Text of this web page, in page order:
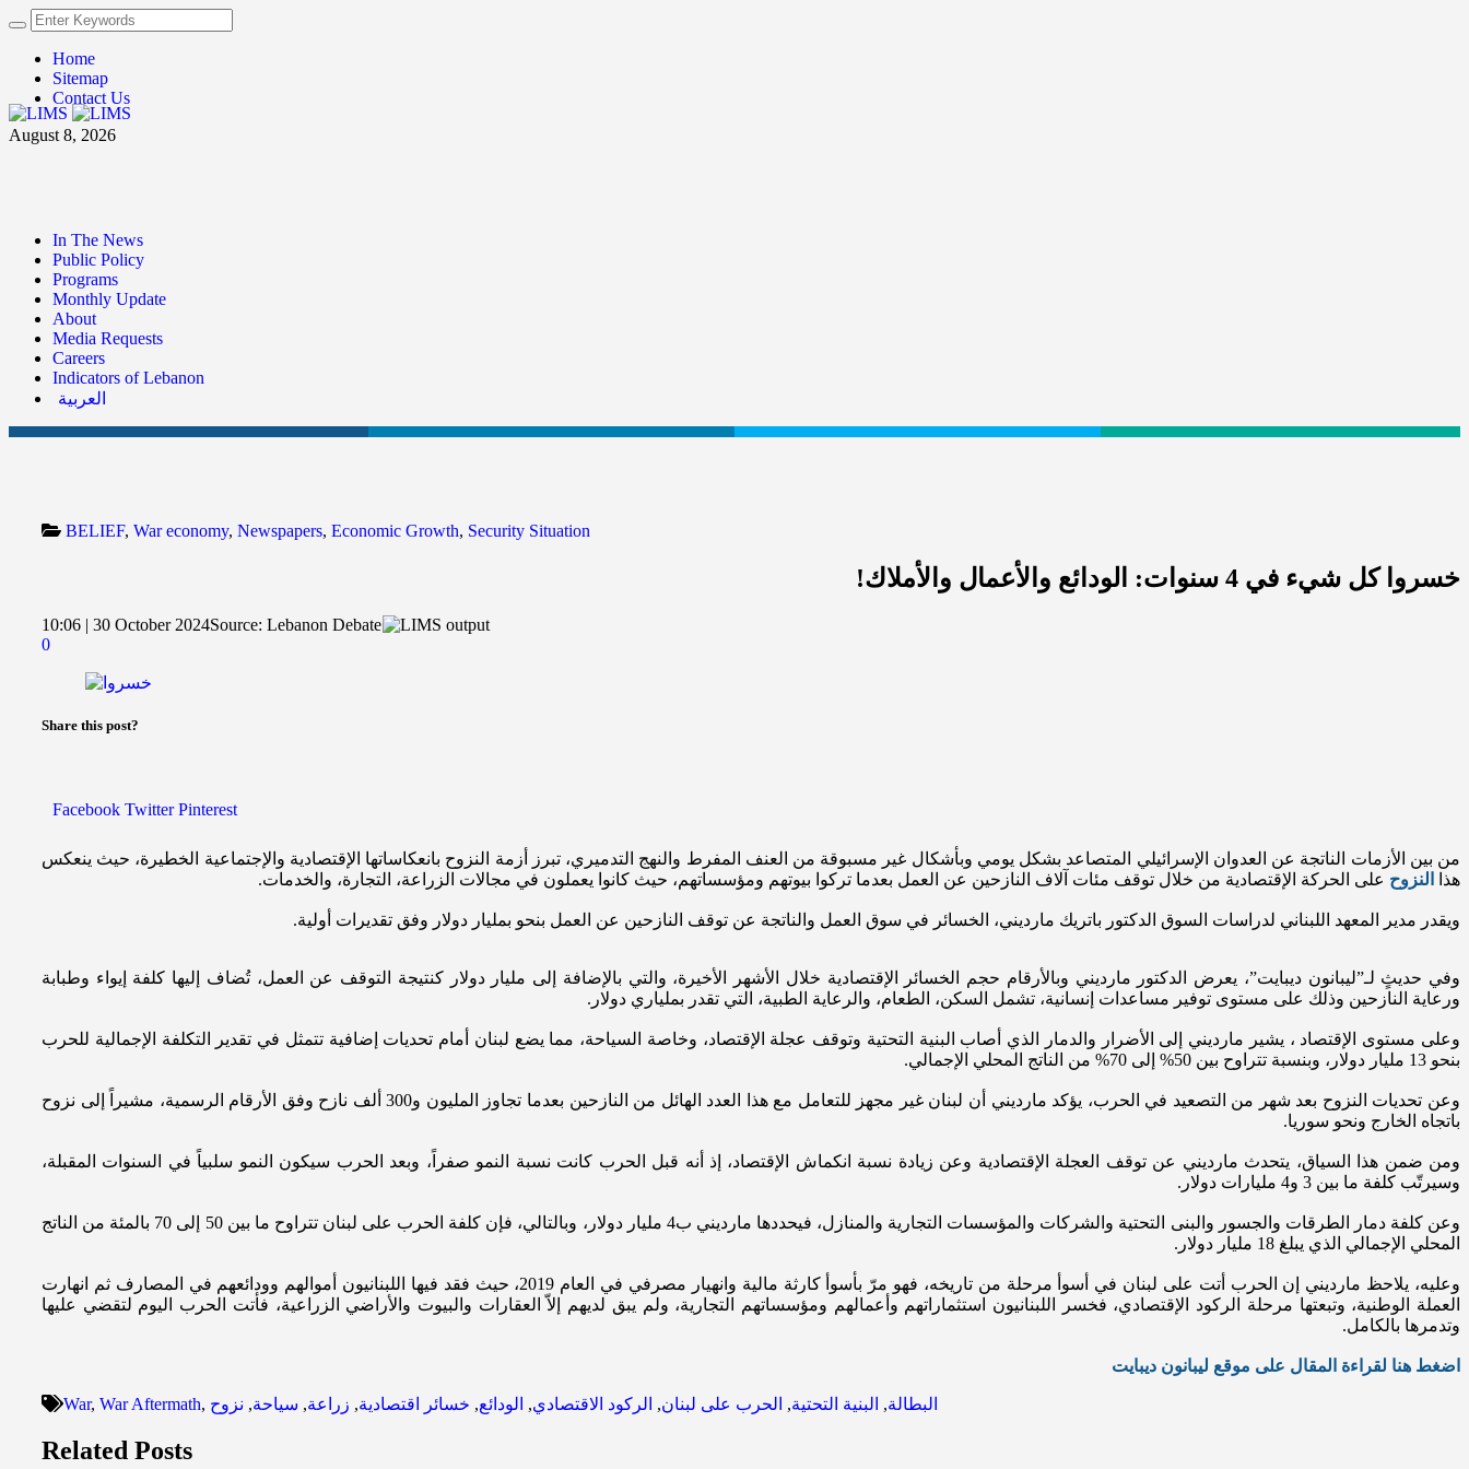
Home
Sitemap
Contact Us
August 8, 2026
In The News
Public Policy
Programs
Monthly Update
About
Media Requests
Careers
Indicators of Lebanon
العربية
BELIEF, War economy, Newspapers, Economic Growth, Security Situation
خسروا كل شيء في 4 سنوات: الودائع والأعمال والأملاك!
10:06 | 30 October 2024Source: Lebanon Debate
0
Share this post?
Facebook Twitter Pinterest
من بين الأزمات الناتجة عن العدوان الإسرائيلي المتصاعد بشكل يومي وبأشكال غير مسبوقة من العنف المفرط والنهج التدميري، تبرز أزمة النزوح بانعكاساتها الإقتصادية والإجتماعية الخطيرة، حيث ينعكس
هذا
النزوح على الحركة الإقتصادية من خلال توقف مئات آلاف النازحين عن العمل بعدما تركوا بيوتهم ومؤسساتهم، حيث كانوا يعملون في مجالات الزراعة، التجارة، والخدمات.
ويقدر مدير المعهد اللبناني لدراسات السوق الدكتور باتريك مارديني، الخسائر في سوق العمل والناتجة عن توقف النازحين عن العمل بنحو بمليار دولار وفق تقديرات أولية.
وفي حديثٍ لـ”ليبانون ديبايت”، يعرض الدكتور مارديني وبالأرقام حجم الخسائر الإقتصادية خلال الأشهر الأخيرة، والتي بالإضافة إلى مليار دولار كنتيجة التوقف عن العمل، تُضاف إليها كلفة إيواء وطبابة
ورعاية النازحين وذلك على مستوى توفير مساعدات إنسانية، تشمل السكن، الطعام، والرعاية الطبية، التي تقدر بملياري دولار.
وعلى مستوى الإقتصاد ، يشير مارديني إلى الأضرار والدمار الذي أصاب البنية التحتية وتوقف عجلة الإقتصاد، وخاصة السياحة، مما يضع لبنان أمام تحديات إضافية تتمثل في تقدير التكلفة الإجمالية للحرب
بنحو 13 مليار دولار، وبنسبة تتراوح بين 50% إلى 70% من الناتج المحلي الإجمالي.
وعن تحديات النزوح بعد شهر من التصعيد في الحرب، يؤكد مارديني أن لبنان غير مجهز للتعامل مع هذا العدد الهائل من النازحين بعدما تجاوز المليون و300 ألف نازح وفق الأرقام الرسمية، مشيراً إلى نزوح
باتجاه الخارج ونحو سوريا.
ومن ضمن هذا السياق، يتحدث مارديني عن توقف العجلة الإقتصادية وعن زيادة نسبة انكماش الإقتصاد، إذ أنه قبل الحرب كانت نسبة النمو صفراً، وبعد الحرب سيكون النمو سلبياً في السنوات المقبلة،
وسيرتّب كلفة ما بين 3 و4 مليارات دولار.
وعن كلفة دمار الطرقات والجسور والبنى التحتية والشركات والمؤسسات التجارية والمنازل، فيحددها مارديني ب4 مليار دولار، وبالتالي، فإن كلفة الحرب على لبنان تتراوح ما بين 50 إلى 70 بالمئة من الناتج
المحلي الإجمالي الذي يبلغ 18 مليار دولار.
وعليه، يلاحظ مارديني إن الحرب أتت على لبنان في أسوأ مرحلة من تاريخه، فهو مرّ بأسوأ كارثة مالية وانهيار مصرفي في العام 2019، حيث فقد فيها اللبنانيون أموالهم وودائعهم في المصارف ثم انهارت
العملة الوطنية، وتبعتها مرحلة الركود الإقتصادي، فخسر اللبنانيون استثماراتهم وأعمالهم ومؤسساتهم التجارية، ولم يبق لديهم إلاّ العقارات والبيوت والأراضي الزراعية، فأتت الحرب اليوم لتقضي عليها
وتدمرها بالكامل.
اضغط هنا لقراءة المقال على موقع ليبانون ديبايت
War, War Aftermath, البطالة, البنية التحتية, الحرب على لبنان, الركود الاقتصادي, الودائع, خسائر اقتصادية, زراعة, سياحة, نزوح
Related Posts